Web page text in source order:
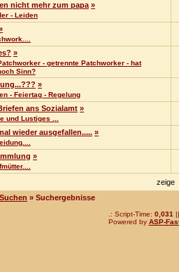
nicht mehr zum papa »
- Leiden
»
- getrennte Patchworker - hat
Sinn?
»
- Feiertag - Regelung
ans Sozialamt »
und Lustiges ...
wieder ausgefallen..... »
»
zeige
Suchen » Suchergebnisse
.: Script-Time: 0,031
Powered by ASP-